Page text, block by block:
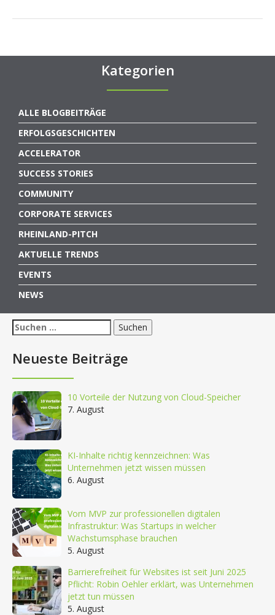
Kategorien
ALLE BLOGBEITRÄGE
ERFOLGSGESCHICHTEN
ACCELERATOR
SUCCESS STORIES
COMMUNITY
CORPORATE SERVICES
RHEINLAND-PITCH
AKTUELLE TRENDS
EVENTS
NEWS
Suchen
nach:
Neueste Beiträge
10 Vorteile der Nutzung von Cloud-Speicher
7. August
KI-Inhalte richtig kennzeichnen: Was
Unternehmen jetzt wissen müssen
6. August
Vom MVP zur professionellen digitalen
Infrastruktur: Was Startups in welcher
Wachstumsphase brauchen
5. August
Barrierefreiheit für Websites ist seit Juni 2025
Pflicht: Robin Oehler erklärt, was Unternehmen
jetzt tun müssen
5. August